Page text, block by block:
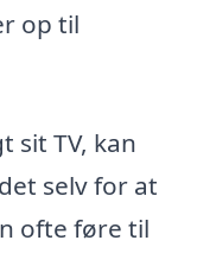
op til
sit TV, kan
selv for at
ofte føre til